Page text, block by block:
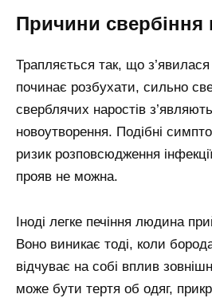
Причини свербіння
Трапляється так, що
починає розбухати, сильно
сверблячих наростів
новоутворення. Подібні
ризик розповсюдження
прояв не можна.
Іноді легке печіння людина
Воно виникає тоді, коли
відчуває на собі вплив
може бути тертя об одяг,